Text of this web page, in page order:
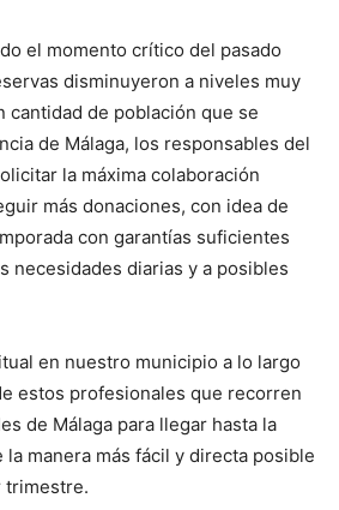
el momento crítico del pasado
disminuyeron a niveles muy
cantidad de población que se
de Málaga, los responsables del
la máxima colaboración
más donaciones, con idea de
con garantías suficientes
necesidades diarias y a posibles
en nuestro municipio a lo largo
estos profesionales que recorren
de Málaga para llegar hasta la
manera más fácil y directa posible
trimestre.